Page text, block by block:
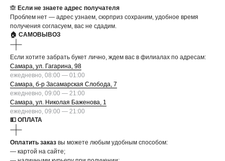
🙈 Если не знаете адрес получателя
Проблем нет — адрес узнаем, сюрприз сохраним, удобное время
получения согласуем, вас не сдадим.
🏠 САМОВЫВОЗ
Если хотите забрать букет лично, ждем вас в филиалах по адресам:
Самара, ул. Гагарина, 98
ежедневно, 08:00 — 01:00
Самара, б-р Засамарская Слобода, 7
ежедневно, 09:00 — 21:00
Самара, ул. Николая Баженова, 1
ежедневно, 09:00 — 21:00
💵 ОПЛАТА
Оплатить заказ вы можете любым удобным способом:
— картой на сайте;